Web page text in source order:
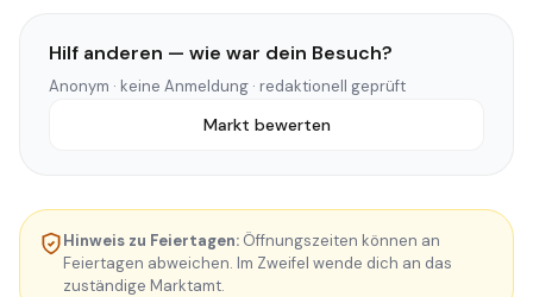
Hilf anderen — wie war dein Besuch?
Anonym · keine Anmeldung · redaktionell geprüft
Markt bewerten
Hinweis zu Feiertagen: Öffnungszeiten können an
Feiertagen abweichen. Im Zweifel wende dich an das
zuständige Marktamt.